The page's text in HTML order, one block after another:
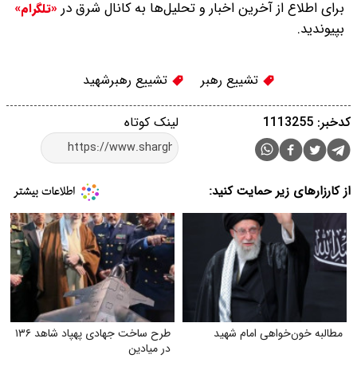
برای اطلاع از آخرین اخبار و تحلیل‌ها به کانال شرق در «تلگرام»
بپیوندید.
تشییع رهبر تشییع رهبرشهید
لینک کوتاه کدخبر: 1113255
از کارزارهای زیر حمایت کنید:
مطالبه خون‌خواهی امام شهید
طرح ساخت جهادی پهپاد شاهد ۱۳۶
در میادین